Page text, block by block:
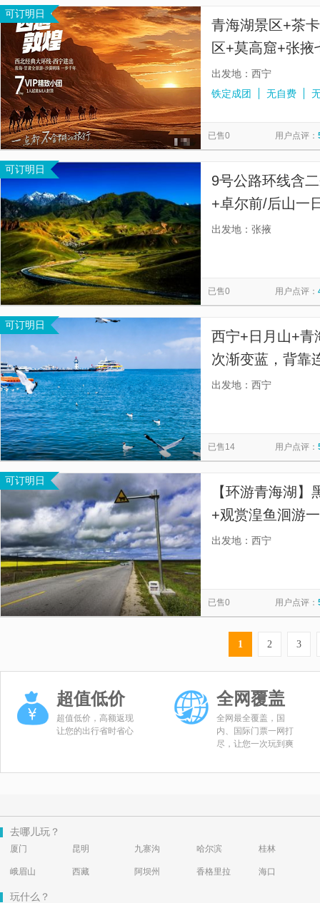
可订明日
青海湖景区+茶
区+莫高窟+张
【2-8人纯玩小
出发地：西宁
铁定成团
无自费
已售0 用户点评：
可订明日
9号公路环线含
+卓尔前/后山一
霞、草原、峡谷
出发地：张掖
已售0 用户点评：
可订明日
西宁+日月山+青
次渐变蓝，背靠
草原风光 可环
出发地：西宁
已售14 用户点评：
可订明日
【环游青海湖
+观赏湟鱼洄游
吹青海湖的风，
出发地：西宁
已售0 用户点评：
1 2 3
超值低价
超值低价，高额返现
让您的出行省时省心
全网覆盖
全网最全覆盖，国
内、国际门票一网打
尽，让您一次玩到爽
去哪儿玩？
厦门 昆明 九寨沟 哈尔滨 桂林
峨眉山 西藏 阿坝州 香格里拉 海口
玩什么？